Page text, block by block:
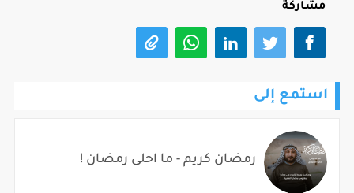
مشاركة
استمع إلى
رمضان كريم - ما احلى رمضان !